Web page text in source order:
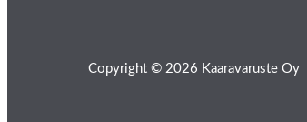
Copyright © 2026 Kaaravaruste Oy